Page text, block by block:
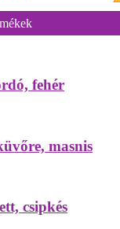
fehér
masnis
csipkés